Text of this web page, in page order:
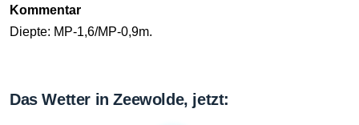
Kommentar
Diepte: MP-1,6/MP-0,9m.
Das Wetter in Zeewolde, jetzt: